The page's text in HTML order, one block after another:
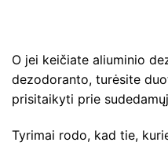
O jei keičiate aliuminio
dezodoranto, turėsite
prisitaikyti prie
Tyrimai rodo, kad tie,